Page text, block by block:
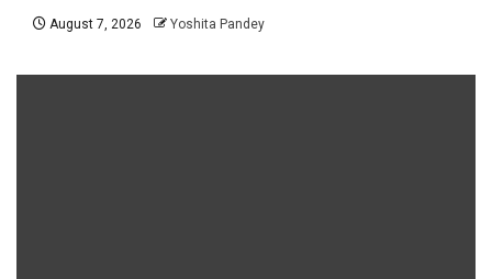
August 7, 2026 Yoshita Pandey